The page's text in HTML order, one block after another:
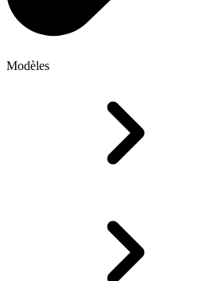
Modèles